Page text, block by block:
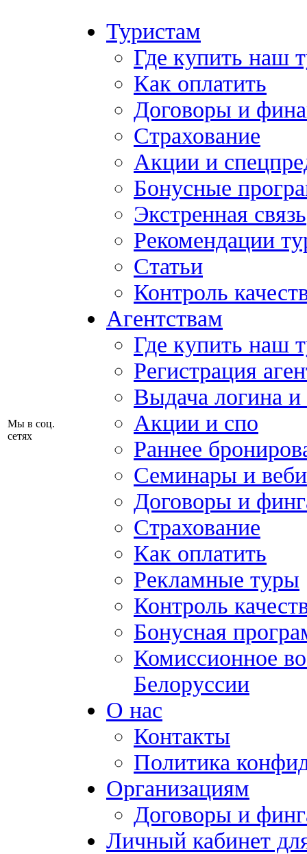
Мы в соц.
сетях
Туристам
Где купить наш
Как оплатить
Договоры и
Страхование
Акции и
Бонусные
Экстренная связь
Рекомендации
Статьи
Контроль
Агентствам
Где купить наш
Регистрация
Выдача логина и
Акции и спо
Раннее
Семинары и
Договоры и
Страхование
Как оплатить
Рекламные туры
Контроль
Бонусная
Комиссионное
Белоруссии
О нас
Контакты
Политика
Организациям
Договоры и
Личный кабинет